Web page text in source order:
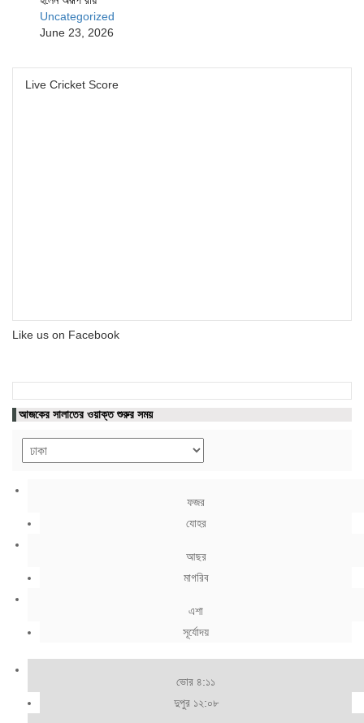
Uncategorized
June 23, 2026
Live Cricket Score
Like us on Facebook
আজকের সালাতের ওয়াক্ত শুরুর সময়
ফজর
যোহর
আছর
মাগরিব
এশা
সূর্যোদয়
ভোর ৪:১১
দুপুর ১২:০৮